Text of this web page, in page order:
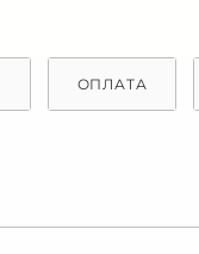
ОПЛАТА